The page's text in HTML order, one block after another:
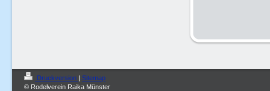
Druckversion | Sitemap
© Rodelverein Raika Münster